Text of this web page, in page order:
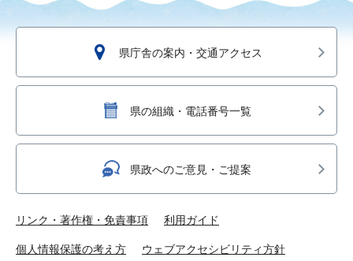
県庁舎の案内・交通アクセス
県の組織・電話番号一覧
県政へのご意見・ご提案
リンク・著作権・免責事項 利用ガイド
個人情報保護の考え方 ウェブアクセシビリティ方針